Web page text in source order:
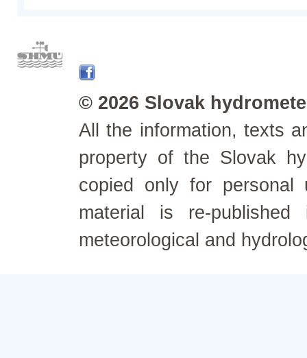
© 2026 Slovak
All the information, texts
property of the Slovak
copied only for personal
material is re-
meteorological and